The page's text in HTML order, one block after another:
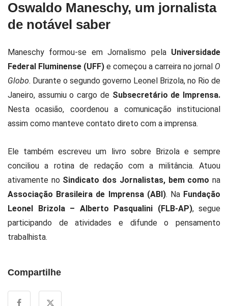
Oswaldo Maneschy, um jornalista
de notável saber
Maneschy formou-se em Jornalismo pela Universidade
Federal Fluminense (UFF) e começou a carreira no jornal O
Globo. Durante o segundo governo Leonel Brizola, no Rio de
Janeiro, assumiu o cargo de Subsecretário de Imprensa.
Nesta ocasião, coordenou a comunicação institucional
assim como manteve contato direto com a imprensa.
Ele também escreveu um livro sobre Brizola e sempre
conciliou a rotina de redação com a militância. Atuou
ativamente no Sindicato dos Jornalistas, bem como na
Associação Brasileira de Imprensa (ABI). Na Fundação
Leonel Brizola – Alberto Pasqualini (FLB-AP), segue
participando de atividades e difunde o pensamento
trabalhista.
Compartilhe